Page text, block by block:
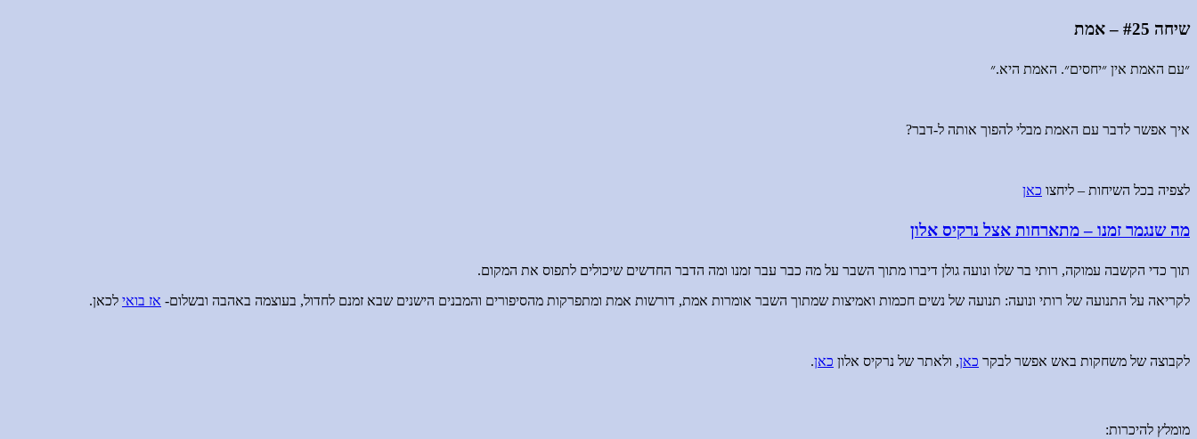
שיחה #25 – אמת
״עם האמת אין ״יחסים״. האמת היא.״
איך אפשר לדבר עם האמת מבלי להפוך אותה ל-דבר?
לצפיה בכל השיחות – ליחצו כאן
מה שנגמר זמנו – מתארחות אצל נרקיס אלון
תוך כדי הקשבה עמוקה, רותי בר שלו ונועה גולן דיברו מתוך השבר על מה כבר עבר זמנו ומה הדבר החדשים שיכולים לתפוס את המקום.
לקריאה על התנועה של רותי ונועה: תנועה של נשים חכמות ואמיצות שמתוך השבר אומרות אמת, דורשות אמת ומתפרקות מהסיפורים והמבנים הישנים שבא זמנם לחדול, בעוצמה באהבה ובשלום- אז בואי לכאן.
לקבוצה של משחקות באש אפשר לבקר כאן, ולאתר של נרקיס אלון כאן.
מומלץ להיכרות: